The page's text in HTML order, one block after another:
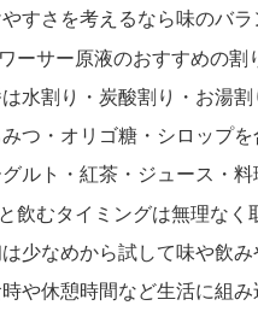
すさを考えるなら味のバ
ーサー原液のおすすめの割
水割り・炭酸割り・お湯割
つ・オリゴ糖・シロップ
グルト・紅茶・ジュース・
飲むタイミングは無理なく
少なめから試して味や飲
や休憩時間など生活に組